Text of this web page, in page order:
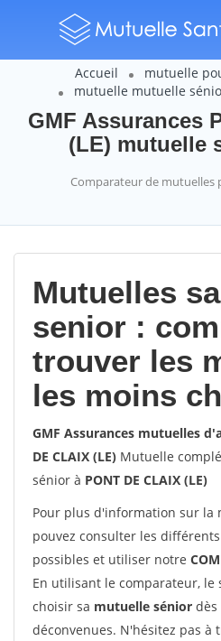
Accueil
mutuelle
mutuelle mutuelle
GMF Assurances
(LE) mutuelle
Comparateur de mutuelles
Mutuelles
senior :
trouver les
les moins
GMF Assurances mutuelles
DE CLAIX (LE) Mutuelle
sénior à PONT DE CLAIX (LE)
Pour plus d'information sur la
pouvez consulter les
possibles et utiliser notre
En utilisant le comparateur, le
choisir sa mutuelle sénior dès
déconvenues. N'hésitez pas